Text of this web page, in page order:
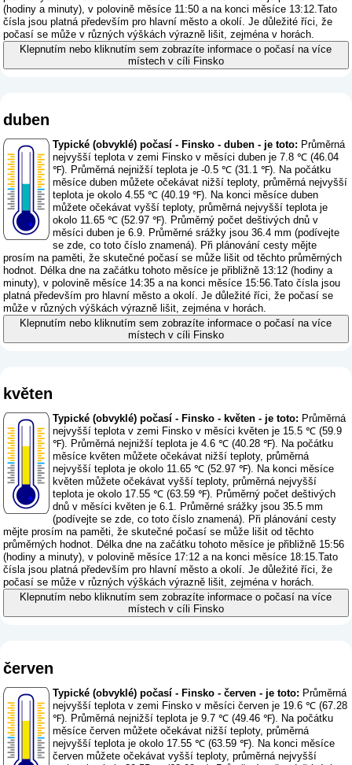
(hodiny a minuty), v polovině měsíce 11:50 a na konci měsíce 13:12.Tato
čísla jsou platná především pro hlavní město a okolí. Je důležité říci, že
počasí se může v různých výškách výrazně lišit, zejména v horách.
Klepnutím nebo kliknutím sem zobrazíte informace o počasí na více
místech v cíli Finsko
duben
Typické (obvyklé) počasí - Finsko - duben - je toto: Průměrná
nejvyšší teplota v zemi Finsko v měsíci duben je 7.8 ℃ (46.04
℉). Průměrná nejnižší teplota je -0.5 ℃ (31.1 ℉). Na počátku
měsíce duben můžete očekávat nižší teploty, průměrná nejvyšší
teplota je okolo 4.55 ℃ (40.19 ℉). Na konci měsíce duben
můžete očekávat vyšší teploty, průměrná nejvyšší teplota je
okolo 11.65 ℃ (52.97 ℉). Průměrný počet deštivých dnů v
měsíci duben je 6.9. Průměrné srážky jsou 36.4 mm (podívejte
se zde, co toto číslo znamená). Při plánování cesty mějte
prosím na paměti, že skutečné počasí se může lišit od těchto průměrných
hodnot. Délka dne na začátku tohoto měsíce je přibližně 13:12 (hodiny a
minuty), v polovině měsíce 14:35 a na konci měsíce 15:56.Tato čísla jsou
platná především pro hlavní město a okolí. Je důležité říci, že počasí se
může v různých výškách výrazně lišit, zejména v horách.
Klepnutím nebo kliknutím sem zobrazíte informace o počasí na více
místech v cíli Finsko
květen
Typické (obvyklé) počasí - Finsko - květen - je toto: Průměrná
nejvyšší teplota v zemi Finsko v měsíci květen je 15.5 ℃ (59.9
℉). Průměrná nejnižší teplota je 4.6 ℃ (40.28 ℉). Na počátku
měsíce květen můžete očekávat nižší teploty, průměrná
nejvyšší teplota je okolo 11.65 ℃ (52.97 ℉). Na konci měsíce
květen můžete očekávat vyšší teploty, průměrná nejvyšší
teplota je okolo 17.55 ℃ (63.59 ℉). Průměrný počet deštivých
dnů v měsíci květen je 6.1. Průměrné srážky jsou 35.5 mm
(podívejte se zde, co toto číslo znamená). Při plánování cesty
mějte prosím na paměti, že skutečné počasí se může lišit od těchto
průměrných hodnot. Délka dne na začátku tohoto měsíce je přibližně 15:56
(hodiny a minuty), v polovině měsíce 17:12 a na konci měsíce 18:15.Tato
čísla jsou platná především pro hlavní město a okolí. Je důležité říci, že
počasí se může v různých výškách výrazně lišit, zejména v horách.
Klepnutím nebo kliknutím sem zobrazíte informace o počasí na více
místech v cíli Finsko
červen
Typické (obvyklé) počasí - Finsko - červen - je toto: Průměrná
nejvyšší teplota v zemi Finsko v měsíci červen je 19.6 ℃ (67.28
℉). Průměrná nejnižší teplota je 9.7 ℃ (49.46 ℉). Na počátku
měsíce červen můžete očekávat nižší teploty, průměrná
nejvyšší teplota je okolo 17.55 ℃ (63.59 ℉). Na konci měsíce
červen můžete očekávat vyšší teploty, průměrná nejvyšší